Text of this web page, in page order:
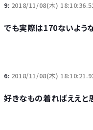
9: 2018/11/08(木)
でも実際は170ないよう
6: 2018/11/08(木)
好きなもの着ればええと